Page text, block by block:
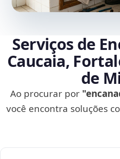
Serviços de
Caucaia,
de
Ao procurar por
você encontra soluções